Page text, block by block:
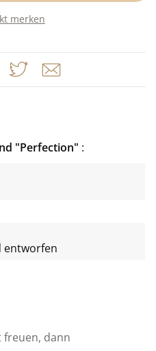
merken
freuen, dann
"Perfection"
entworfen